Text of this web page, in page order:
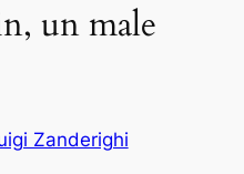
un male
Zanderighi